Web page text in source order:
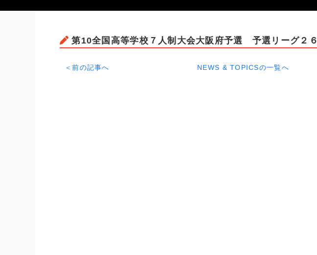
第10全国高等学校７人制大会大阪府予選 予選リーグ２６
＜前の記事へ NEWS & TOPICSの一覧へ